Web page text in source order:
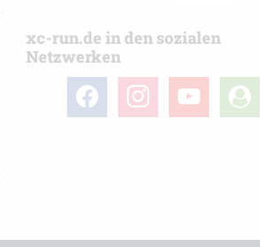
xc-run.de in den sozialen
Netzwerken
facebookinstagramyoutube
user-
circle